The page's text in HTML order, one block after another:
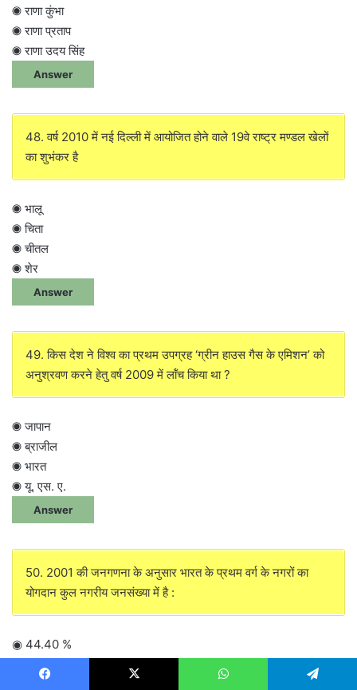
◉ राणा कुंभा
◉ राणा प्रताप
◉ राणा उदय सिंह
Answer
48. वर्ष 2010 में नई दिल्ली में आयोजित होने वाले 19वे राष्ट्र मण्डल खेलों
का शुभंकर है
◉ भालू
◉ चिता
◉ चीतल
◉ शेर
Answer
49. किस देश ने विश्व का प्रथम उपग्रह ‘ग्रीन हाउस गैस के एमिशन’ को
अनुश्रवण करने हेतु वर्ष 2009 में लॉंच किया था ?
◉ जापान
◉ ब्राजील
◉ भारत
◉ यू. एस. ए.
Answer
50. 2001 की जनगणना के अनुसार भारत के प्रथम वर्ग के नगरों का
योगदान कुल नगरीय जनसंख्या में है :
◉ 44.40 %
◉ 56.50%
◉ 65.20%